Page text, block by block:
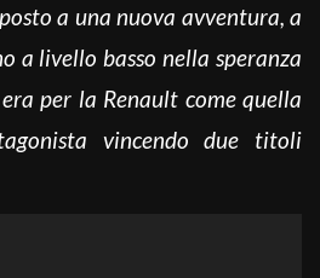
a una nuova avventura, a
a livello basso nella speranza
per la Renault come quella
vincendo due titoli